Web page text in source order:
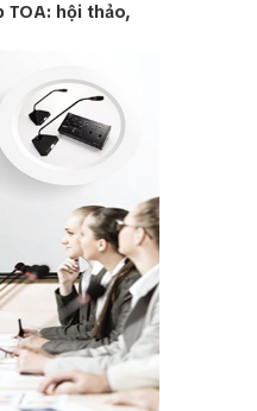
TOA: hội thảo,